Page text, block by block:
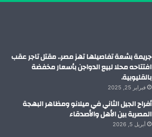
م
جريمة بشعة تفاصيلها تهز مصر.. مقتل تاجر عقب
افتتاحه محلا لبيع الدواجن بأسعار مخفضة
بالقليوبية.
فبراير 25, 2025
أفراح الجيل الثاني في ميلانو ومظاهر البهجة
المصرية بين الأهل والأصدقاء
أبريل 5, 2026